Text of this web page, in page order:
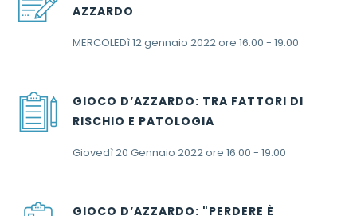
AZZARDO
MERCOLEDì 12 gennaio 2022 ore 16.00 - 19.00
GIOCO D’AZZARDO: TRA FATTORI DI
RISCHIO E PATOLOGIA
Giovedì 20 Gennaio 2022 ore 16.00 - 19.00
GIOCO D’AZZARDO: "PERDERE È